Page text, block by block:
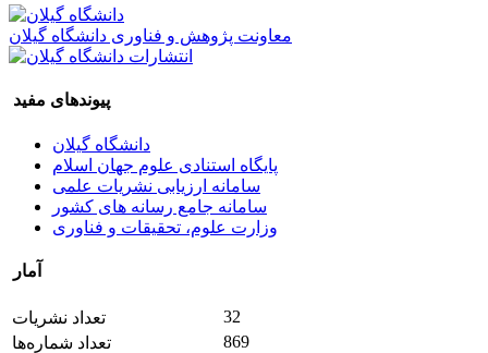
معاونت پژوهش و فناوری دانشگاه گیلان
پیوندهای مفید
دانشگاه گیلان
پایگاه استنادی علوم جهان اسلام
سامانه ارزیابی نشریات علمی
سامانه جامع رسانه های کشور
وزارت علوم، تحقیقات و فناوری
آمار
تعداد نشریات
32
تعداد شماره‌ها
869